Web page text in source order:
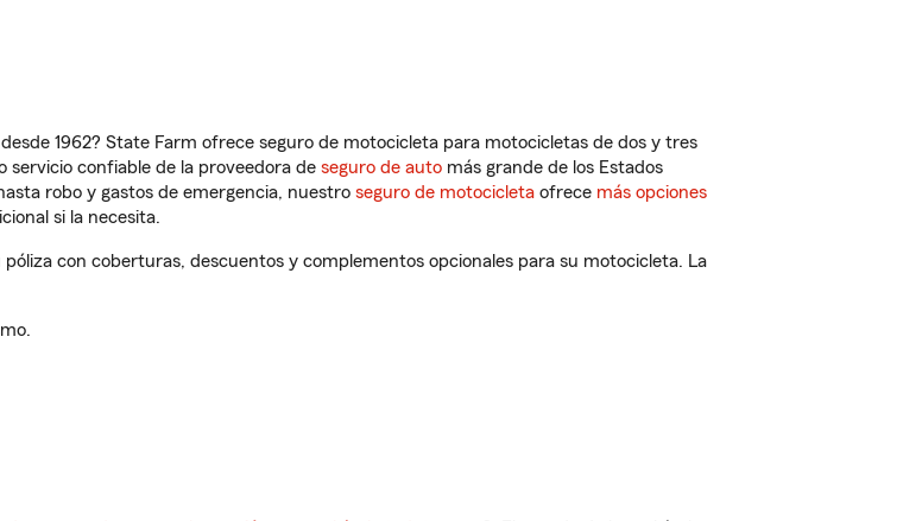
1962? State Farm ofrece seguro de motocicleta para motocicletas de dos y tres
confiable de la proveedora de seguro de auto más grande de los Estados
robo y gastos de emergencia, nuestro seguro de motocicleta ofrece más opciones
si la necesita.
con coberturas, descuentos y complementos opcionales para su motocicleta. La